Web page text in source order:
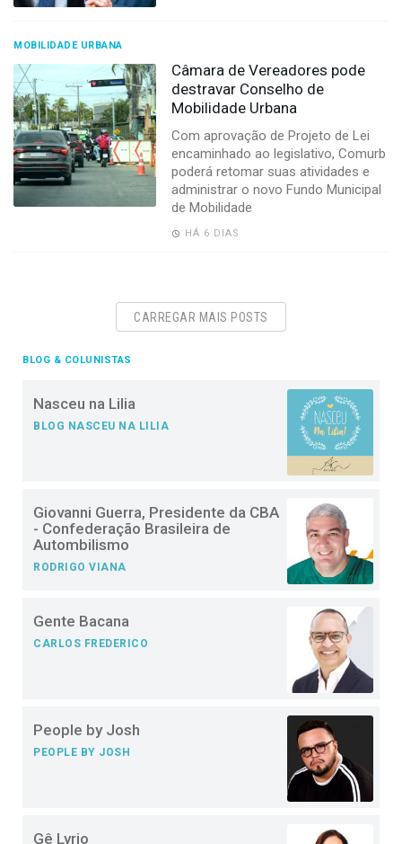
MOBILIDADE URBANA
Câmara de Vereadores pode
destravar Conselho de
Mobilidade Urbana
Com aprovação de Projeto de Lei
encaminhado ao legislativo, Comurb
poderá retomar suas atividades e
administrar o novo Fundo Municipal
de Mobilidade
HÁ 6 DIAS
CARREGAR MAIS POSTS
BLOG & COLUNISTAS
Nasceu na Lilia
BLOG NASCEU NA LILIA
Giovanni Guerra, Presidente da CBA
- Confederação Brasileira de
Autombilismo
RODRIGO VIANA
Gente Bacana
CARLOS FREDERICO
People by Josh
PEOPLE BY JOSH
Gê Lyrio